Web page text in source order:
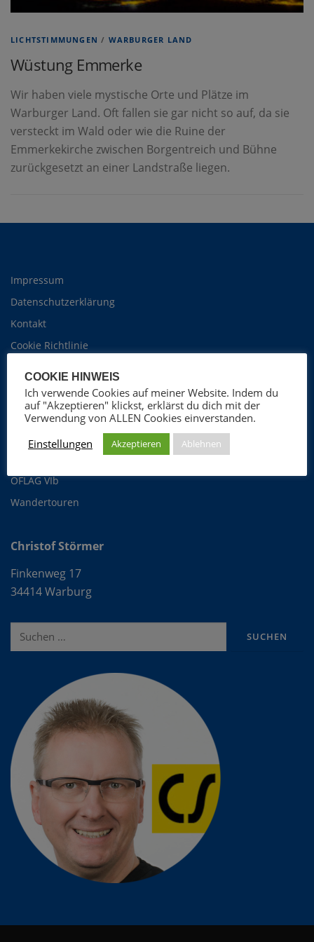
LICHTSTIMMUNGEN / WARBURGER LAND
Wüstung Emmerke
Wir haben viele mystische Orte und Plätze im
Warburger Land. Oft fallen sie gar nicht so auf, da sie
versteckt im Wald oder wie die Ruine der
Emmerkekirche zwischen Borgentreich und Bühne
zurückgesetzt an einer Landstraße liegen.
Impressum
Datenschutzerklärung
Kontakt
Cookie Richtlinie
Christof Störmer
Foto-Blog
ProGospel Chor
OFLAG VIb
Wandertouren
Christof Störmer
Finkenweg 17
34414 Warburg
Suche
COOKIE HINWEIS
Ich verwende Cookies auf meiner Website. Indem du
auf "Akzeptieren" klickst, erklärst du dich mit der
Verwendung von ALLEN Cookies einverstanden.
Einstellungen
Akzeptieren Ablehnen